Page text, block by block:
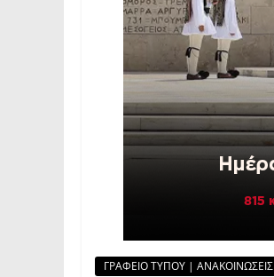
ΓΡΑΦΕΙΟ ΤΥΠΟΥ | ΑΝΑΚΟΙΝΩΣΕΙΣ